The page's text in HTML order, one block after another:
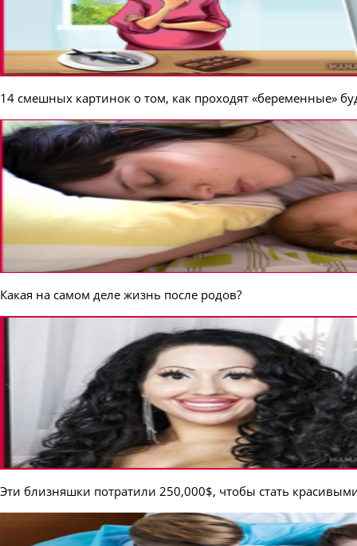
14 смешных картинок о том, как проходят «беременные»
Какая на самом деле жизнь после родов?
Эти близняшки потратили 250,000$, чтобы стать